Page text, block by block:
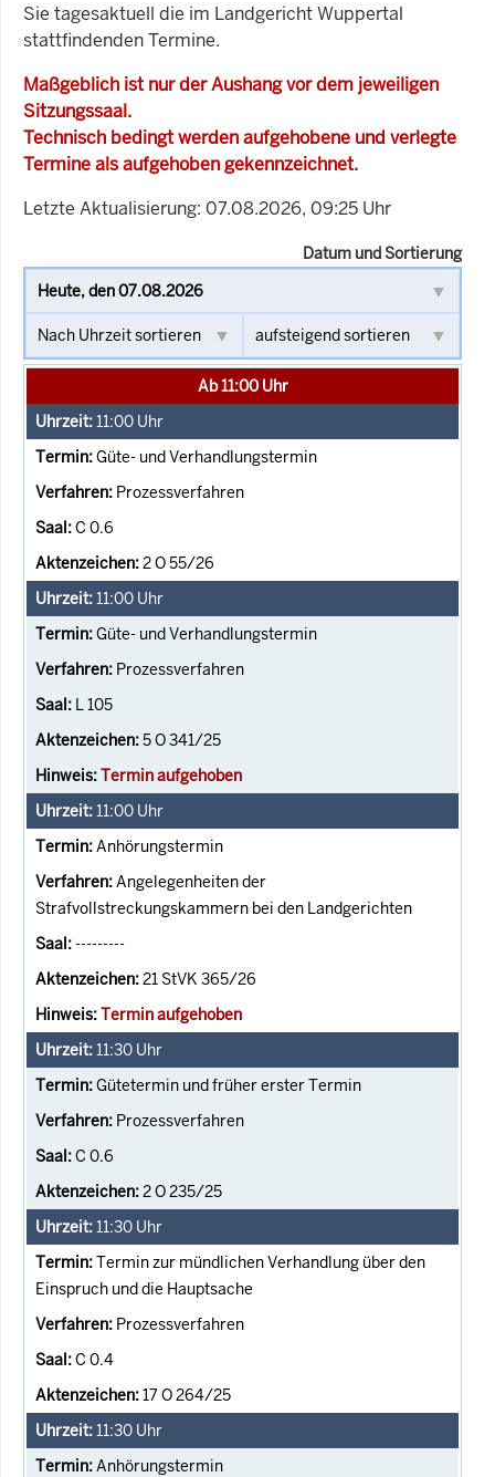
Sie tagesaktuell die im Landgericht Wuppertal
stattfindenden Termine.
Maßgeblich ist nur der Aushang vor dem jeweiligen
Sitzungssaal.
Technisch bedingt werden aufgehobene und verlegte
Termine als aufgehoben gekennzeichnet.
Letzte Aktualisierung: 07.08.2026, 09:25 Uhr
Datum und Sortierung
Ab 11:00 Uhr
11:00 Uhr
Güte- und Verhandlungstermin
Prozessverfahren
C 0.6
2 O 55/26
11:00 Uhr
Güte- und Verhandlungstermin
Prozessverfahren
L 105
5 O 341/25
Termin aufgehoben
11:00 Uhr
Anhörungstermin
Angelegenheiten der
Strafvollstreckungskammern bei den Landgerichten
---------
21 StVK 365/26
Termin aufgehoben
11:30 Uhr
Gütetermin und früher erster Termin
Prozessverfahren
C 0.6
2 O 235/25
11:30 Uhr
Termin zur mündlichen Verhandlung über den
Einspruch und die Hauptsache
Prozessverfahren
C 0.4
17 O 264/25
11:30 Uhr
Anhörungstermin